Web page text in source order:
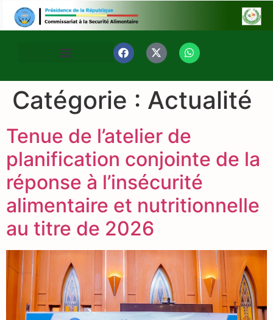
Catégorie : Actualité
Tenue de l’atelier de
planification conjointe de la
réponse à l’insécurité
alimentaire et nutritionnelle
au titre de 2026